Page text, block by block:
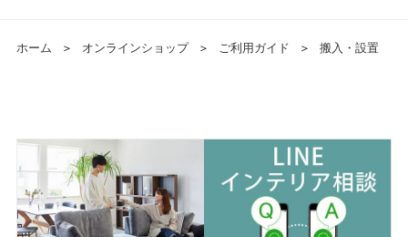
ホーム ＞ オンラインショップ ＞ ご利用ガイド ＞ 搬入・設置